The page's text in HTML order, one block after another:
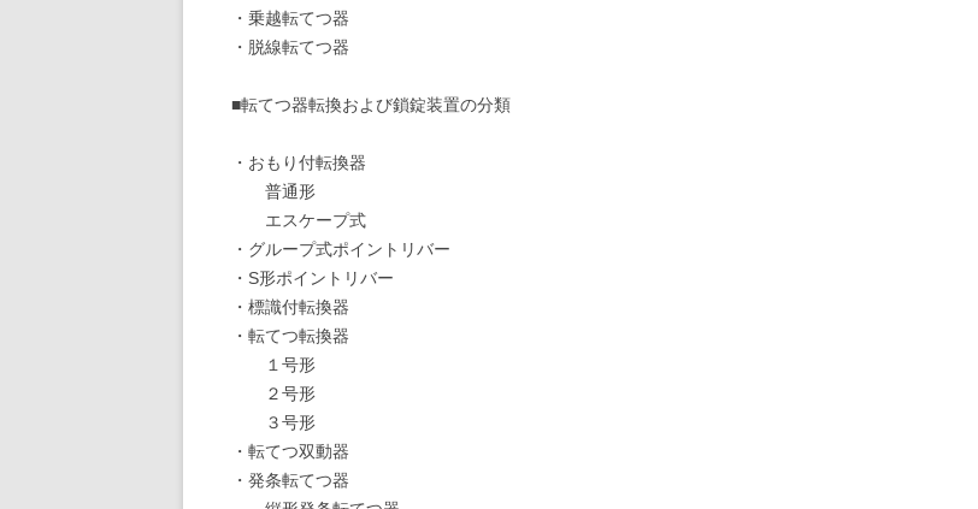
・乗越転てつ器
・脱線転てつ器
■転てつ器転換および鎖錠装置の分類
・おもり付転換器
普通形
エスケープ式
・グループ式ポイントリバー
・S形ポイントリバー
・標識付転換器
・転てつ転換器
１号形
２号形
３号形
・転てつ双動器
・発条転てつ器